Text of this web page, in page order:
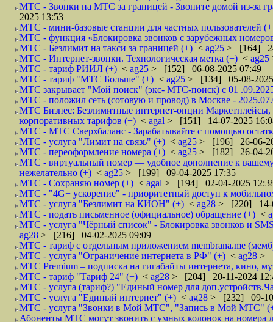
МТС - Звонки на МТС за границей - Звоните домой из-за
2025 13:53
МТС - мини-базовые станции для частных пользователей
МТС - функция «Блокировка звонков с зарубежных
МТС - Безлимит на такси за границей (+) < ag25 > [164]
МТС - Интернет-звонки. Технологическая метка (+) < ag25
МТС - тариф РИИЛ (+) < ag25 > [152] 06-08-2025 07:49
МТС - тариф "МТС Больше" (+) < ag25 > [134] 05-08-2025
МТС закрывает "Мой поиск" (экс- МТС-поиск) с 01
МТС - положил сеть (сотовую и провод) в Москве -
МТС Бизнес: Безлимитные интернет‑опции Маркетплейсы,
корпоративных тарифов (+) < agal > [151] 14-07-2025
МТС - МТС Сверхбаланс - Зарабатывайте с помощью
МТС - услуга "Лимит на связь" (+) < ag25 > [196] 26-06-
МТС - переоформление номера (+) < ag25 > [182] 26-04-
МТС - виртуальный номер — удобное дополнение к вашему
нежелательно (+) < ag25 > [199] 09-04-2025 17:35
МТС - Сохраняю номер (+) < agal > [194] 02-04-2025
МТС - "4G+ ускорение" - приоритетный доступ к
МТС - услуга "Безлимит на КИОН" (+) < ag28 > [220] 14-
МТС - подать письменное (официальное) обращение (+) <
МТС - услуга "Чёрный список" - Блокировка звонков и
ag28 > [216] 04-02-2025 09:09
МТС - тариф с отдельным приложением membrana.me
МТС - услуга "Ограничение интернета в РФ" (+) < ag28 >
МТС Premium – подписка на гигабайты интернета, кино,
МТС - тариф "Тариф 24" (+) < ag28 > [204] 20-11-2024
МТС - услуга (тариф?) "Единый номер для
МТС - услуга "Единый интернет" (+) < ag28 > [232] 09-
МТС - услуга "Звонки в Мой МТС", "Запись в Мой МТС"
Абоненты МТС могут звонить с умных колонок на номера